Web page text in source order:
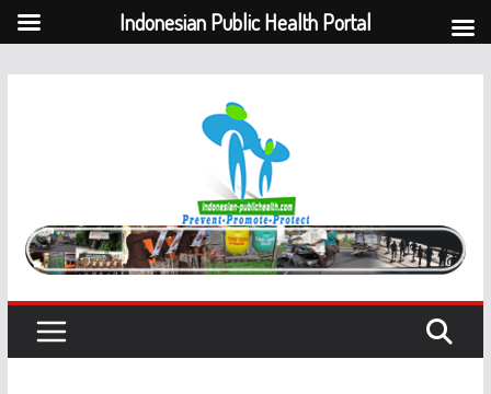
Indonesian Public Health Portal